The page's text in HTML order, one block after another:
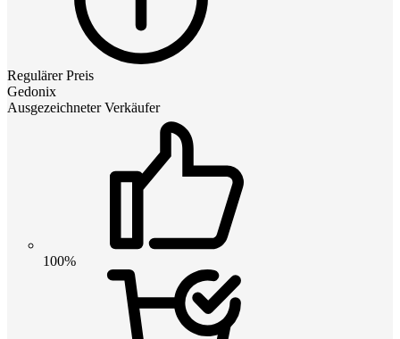
Regulärer Preis
Gedonix
Ausgezeichneter Verkäufer
100%